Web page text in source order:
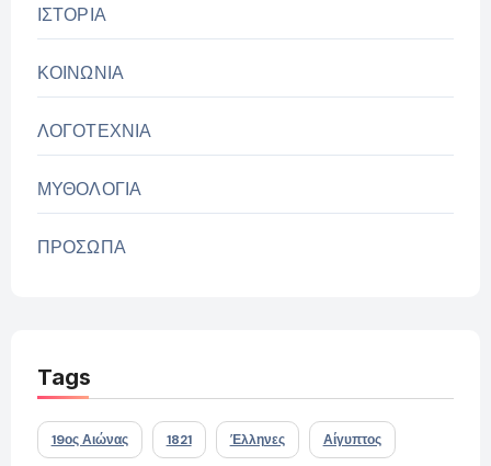
ΙΣΤΟΡΙΑ
ΚΟΙΝΩΝΙΑ
ΛΟΓΟΤΕΧΝΙΑ
ΜΥΘΟΛΟΓΙΑ
ΠΡΟΣΩΠΑ
Tags
19ος Αιώνας 1821 Έλληνες Αίγυπτος